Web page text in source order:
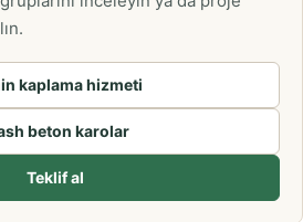
kaplama hizmeti
beton karolar
Teklif al